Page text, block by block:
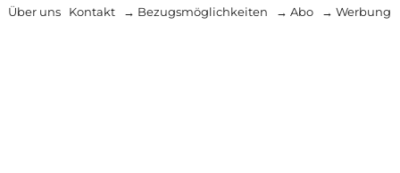
Über uns Kontakt → Bezugsmöglichkeiten → Abo → Werbung